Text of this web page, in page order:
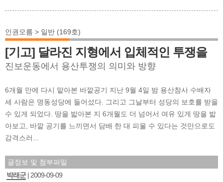
인권오름 > 일반 (169호)
[기고] 달라진 지형에서 입체적인 투쟁을
진보운동에서 용산투쟁의 의미와 방향
6개월 만에 다시 맡아본 바깥공기 지난 9월 4일 밤 용산참사 수배자
세 사람은 명동성당에 들어섰다. 그리고 그날부터 성당의 보호를 받을
수 있게 되었다. 땅을 밟아본 지 6개월도 더 넘어서 여유 있게 땅을 밟
아보고, 바깥 공기를 느끼면서 담배 한 대 피울 수 있다는 것만으로도
감격스러...
글정보 및 첨부파일
박래군
2009-09-09